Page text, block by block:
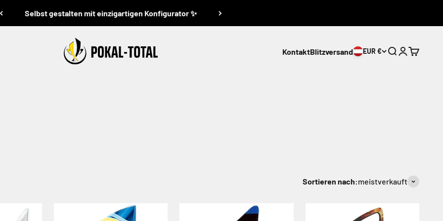
Selbst gestalten mit einzigartigen Konfigurator ✨
Pokal-Total
KontaktBlitzversand EUR € SucheAnmelden
Sortieren nach:meistverkauft